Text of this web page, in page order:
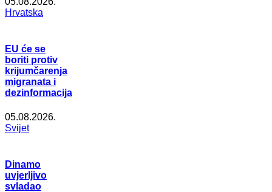
Hrvatska
EU će se
boriti protiv
krijumčarenja
migranata i
dezinformacija
05.08.2026.
Svijet
Dinamo
uvjerljivo
svladao